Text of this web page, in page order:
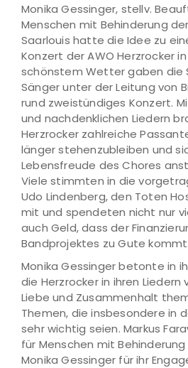
Monika Gessinger, stellv.
Menschen mit Behinderung
Saarlouis hatte die Idee zu
Konzert der AWO Herzrocker
schönstem Wetter gaben die
Sänger unter der Leitung von
rund zweistündiges Konzert.
und nachdenklichen Liedern
Herzrocker zahlreiche
länger stehenzubleiben und
Lebensfreude des Chores
Viele stimmten in die
Udo Lindenberg, den Toten
mit und spendeten nicht nur
auch Geld, dass der
Bandprojektes zu Gute kommt.
Monika Gessinger betonte in
die Herzrocker in ihren Liedern
Liebe und Zusammenhalt
Themen, die insbesondere in
sehr wichtig seien. Markus
für Menschen mit
Monika Gessinger für ihr